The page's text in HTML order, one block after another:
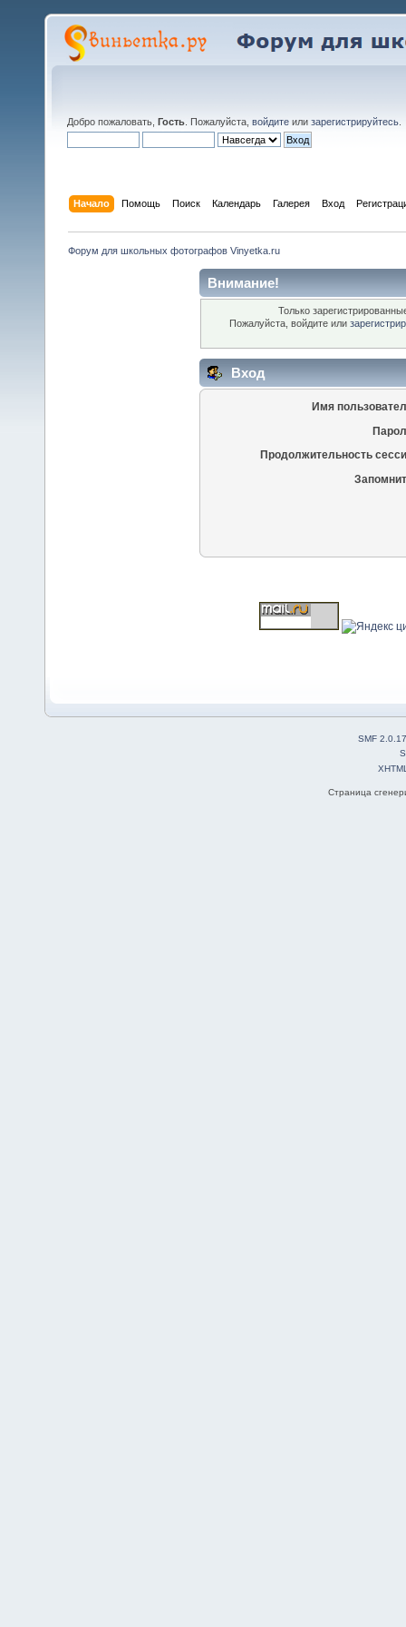
Добро пожаловать, Гость . Пожалуйста, войдите или зарегистрируйтесь
Начало Помощь Поиск Календарь Галерея Вход
Форум для школьных фотографов Vinyetka.ru
Внимание!
Только
Пожалуйста, войдите или
Вход
Имя
Продолжительность
SMF 2.0.17
Страница